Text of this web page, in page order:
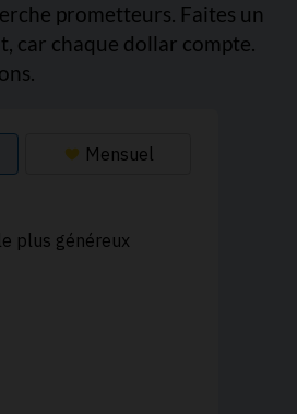
prometteurs. Faites un
car chaque dollar compte.